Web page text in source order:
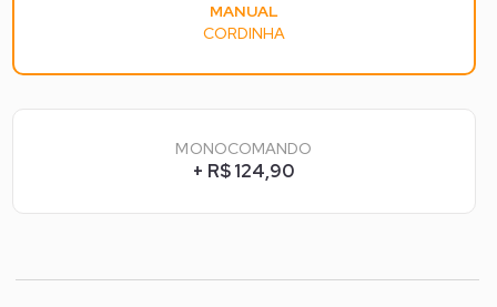
MANUAL
CORDINHA
MONOCOMANDO
+ R$ 124,90